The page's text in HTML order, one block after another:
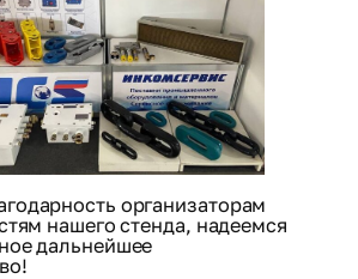
организаторам
нашего стенда, надеемся
дальнейшее